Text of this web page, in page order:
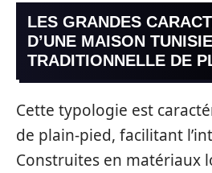
LES GRANDES
D’UNE MAISON
TRADITIONNELLE DE
Cette typologie est
de plain-pied, facilitant
Construites en matériaux